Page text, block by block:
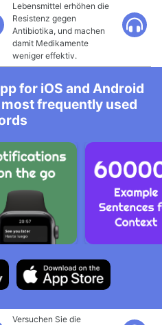
Lebensmittel erhöhen die
Resistenz gegen
Antibiotika, und machen
damit Medikamente
weniger effektiv.
for iOS and Android
frequently used
Versuchen Sie die